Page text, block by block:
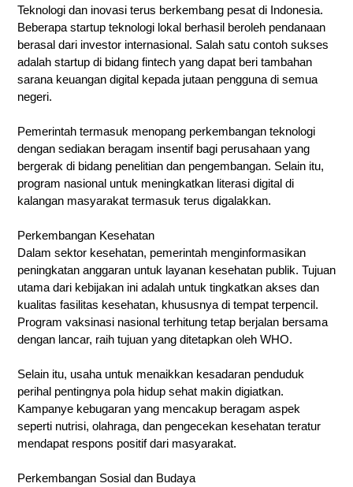
Teknologi dan inovasi terus berkembang pesat di Indonesia.
Beberapa startup teknologi lokal berhasil beroleh pendanaan
berasal dari investor internasional. Salah satu contoh sukses
adalah startup di bidang fintech yang dapat beri tambahan
sarana keuangan digital kepada jutaan pengguna di semua
negeri.
Pemerintah termasuk menopang perkembangan teknologi
dengan sediakan beragam insentif bagi perusahaan yang
bergerak di bidang penelitian dan pengembangan. Selain itu,
program nasional untuk meningkatkan literasi digital di
kalangan masyarakat termasuk terus digalakkan.
Perkembangan Kesehatan
Dalam sektor kesehatan, pemerintah menginformasikan
peningkatan anggaran untuk layanan kesehatan publik. Tujuan
utama dari kebijakan ini adalah untuk tingkatkan akses dan
kualitas fasilitas kesehatan, khususnya di tempat terpencil.
Program vaksinasi nasional terhitung tetap berjalan bersama
dengan lancar, raih tujuan yang ditetapkan oleh WHO.
Selain itu, usaha untuk menaikkan kesadaran penduduk
perihal pentingnya pola hidup sehat makin digiatkan.
Kampanye kebugaran yang mencakup beragam aspek
seperti nutrisi, olahraga, dan pengecekan kesehatan teratur
mendapat respons positif dari masyarakat.
Perkembangan Sosial dan Budaya